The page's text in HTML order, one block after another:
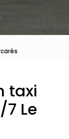
taxi
Le